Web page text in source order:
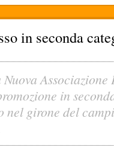
in seconda
Associazione
in
nel girone del